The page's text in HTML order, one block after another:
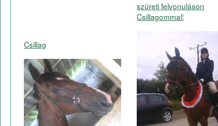
Csillag
szüreti felvonuláson
Csillagommal¦